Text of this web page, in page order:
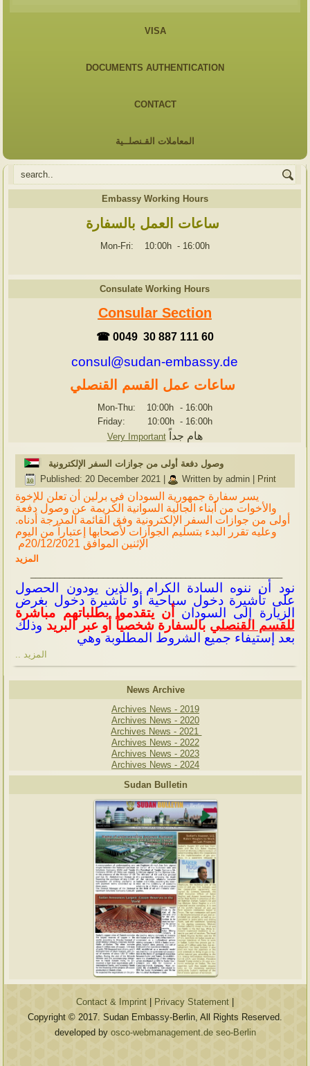
VISA
DOCUMENTS AUTHENTICATION
CONTACT
المعاملات القـنصلــية
Embassy Working Hours
ساعات العمل بالسفارة
Mon-Fri: 10:00h - 16:00h
Consulate Working Hours
Consular Section
☎ 0049 30 887 111 60
consul@sudan-embassy.de
ساعات عمل القسم القنصلي
Mon-Thu: 10:00h - 16:00h
Friday: 10:00h - 16:00h
Very Important
هام جداً
وصول دفعة أولى من جوازات السفر الإلكترونية
Published: 20 December 2021
Written by admin Print
يسر سفارة جمهورية السودان في برلين أن تعلن للإخوة
والأخوات من أبناء الجالية السوانية الكريمة عن وصول دفعة
أولى من جوازات السفر الإلكترونية وفق القائمة المدرجة أدناه.
وعليه تقرر البدء بتسليم الجوازات لأصحابها إعتباراً من اليوم
الإثنين الموافق 20/12/2021م
المزيد
نود أن ننوه السادة الكرام والذين يودون الحصول
على تأشيرة دخول سياحية أو تأشيرة دخول بغرض
الزيارة إلى السودان أن يتقدموا بطلباتهم مباشرة
للقسم القنصلي بالسفارة شخصياً أو عبر البريد وذلك
بعد إستيفاء جميع الشروط المطلوبة وهي
المزيد
News Archive
Archives News - 2019
Archives News - 2020
Archives News - 2021
Archives News - 2022
Archives News - 2023
Archives News - 2024
Sudan Bulletin
Contact & Imprint | Privacy Statement |
Copyright © 2017. Sudan Embassy-Berlin, All Rights Reserved.
developed by osco-webmanagement.de seo-Berlin